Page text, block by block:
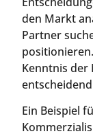
den Markt
Partner
Kenntnis der
Ein Beispiel